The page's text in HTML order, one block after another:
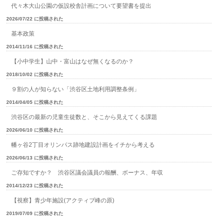
代々木大山公園の仮設校舎計画について要望書を提出
2026/07/22 に投稿された
基本政策
2014/11/16 に投稿された
【小中学生】山中・富山はなぜ無くなるのか？
2018/10/02 に投稿された
９割の人が知らない「渋谷区土地利用調整条例」
2014/04/05 に投稿された
渋谷区の最新の児童生徒数と、そこから見えてくる課題
2026/06/10 に投稿された
幡ヶ谷2丁目オリンパス跡地建設計画をイチから考える
2026/06/13 に投稿された
ご存知ですか？ 渋谷区議会議員の報酬、ボーナス、年収
2014/12/23 に投稿された
【視察】青少年施設(アクティブ峰の原)
2019/07/09 に投稿された